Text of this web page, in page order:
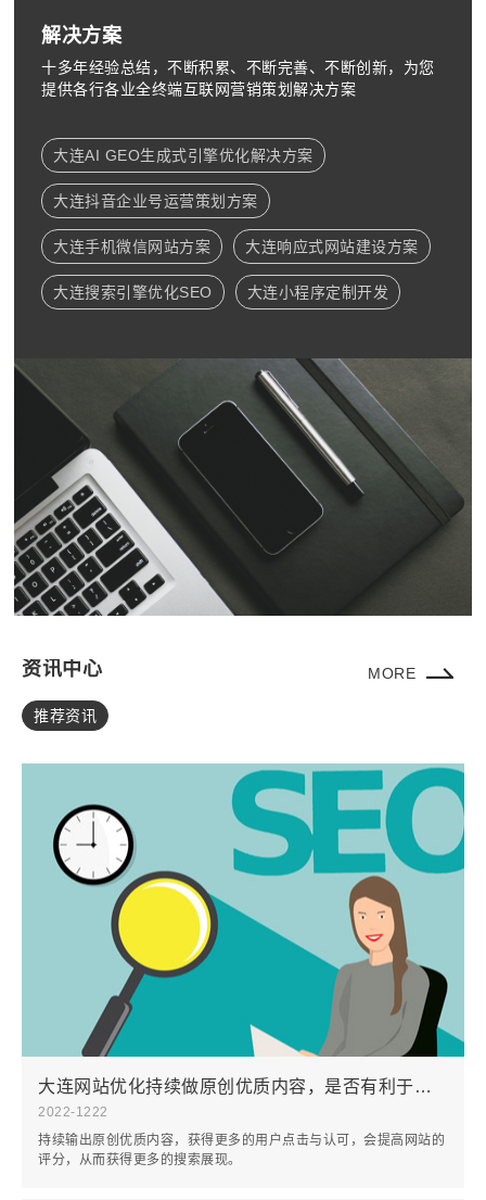
解决方案
十多年经验总结，不断积累、不断完善、不断创新，为您
提供各行各业全终端互联网营销策划解决方案
大连AI GEO生成式引擎优化解决方案
大连抖音企业号运营策划方案
大连手机微信网站方案 大连响应式网站建设方案
大连搜索引擎优化SEO 大连小程序定制开发
资讯中心 MORE
推荐资讯
22
2022-12
大连网站优化持续做原创优质内容，是否有利于获得搜索流量？
持续输出原创优质内容，获得更多的用户点击与认可，会提高网站的
评分，从而获得更多的搜索展现。